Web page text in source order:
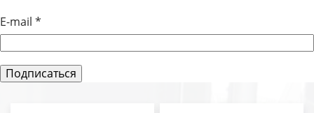
E-mail *